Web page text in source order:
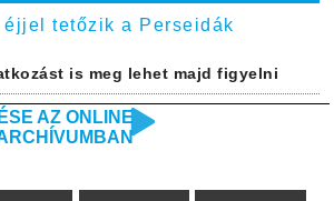
éjjel tetőzik a Perseidák
is meg lehet majd figyelni
AZ ONLINE